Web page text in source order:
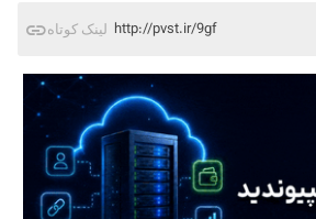
لینک کوتاه http://pvst.ir/9gf